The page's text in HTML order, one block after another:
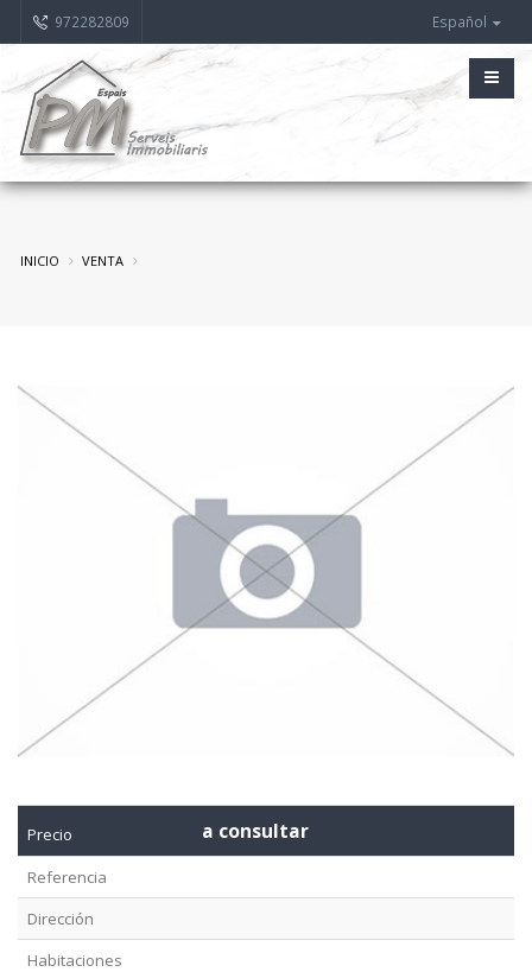
972282809 Español
INICIO VENTA
Precio a consultar
Referencia
Dirección
Habitaciones